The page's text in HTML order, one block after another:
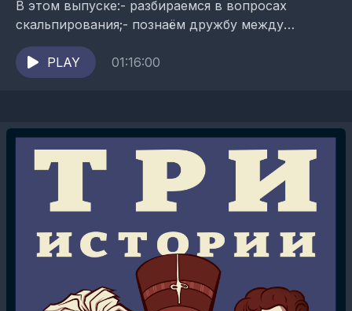
В этом выпуске:- разбираемся в вопросах
скальпирования;- познаём дружбу между
индейцами и финнами в Новой Швеции;-
изучаем синдром Адели. Ведущие
подкаста: Данил Антоненков, Юля...
PLAY 01:16:00